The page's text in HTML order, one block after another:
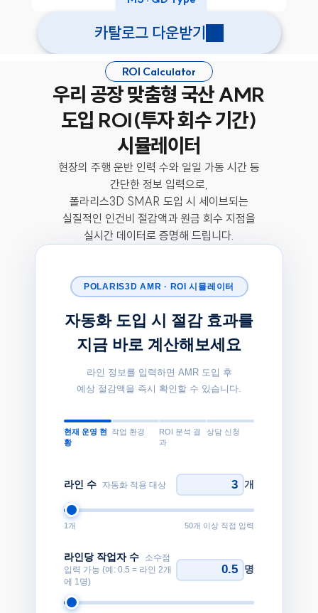
카탈로그 다운받기
ROI Calculator
우리 공장 맞춤형 국산 AMR
도입 ROI(투자 회수 기간)
시뮬레이터
현장의 주행 운반 인력 수와 일일 가동 시간 등
간단한 정보 입력으로,
폴라리스3D SMAR 도입 시 세이브되는
실질적인 인건비 절감액과 원금 회수 지점을
실시간 데이터로 증명해 드립니다.
POLARIS3D AMR · ROI 시뮬레이터
자동화 도입 시 절감 효과를
지금 바로 계산해보세요
라인 정보를 입력하면 AMR 도입 후
예상 절감액을 즉시 확인할 수 있습니다.
현재 운영 현
황
작업 환경
ROI 분석 결
과
상담 신청
라인 수 자동화 적용 대상 개
1 개 50개 이상 직접 입력
라인당 작업자 수
소수점
입력 가능 (예: 0.5 = 라인 2개
에 1명)
명